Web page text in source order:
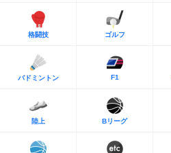
格闘技 ゴルフ
バドミントン F1
陸上 Bリーグ